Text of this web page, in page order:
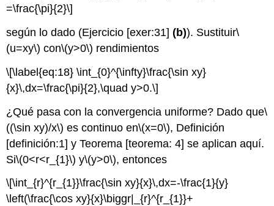
=\frac{\pi}{2}\]
según lo dado (Ejercicio [exer:31](b)). Sustituir\
(u=xy\) con\(y>0\) rendimientos
\[\label{eq:18} \int_{0}^{\infty}\frac{\sin xy}
{x}\,dx=\frac{\pi}{2},\quad y>0.\]
¿Qué pasa con la convergencia uniforme? Dado que\
((\sin xy)/x\) es continuo en\(x=0\), Definición
[definición:1] y Teorema [teorema: 4] se aplican aquí.
Si\(0<r<r_{1}\) y\(y>0\), entonces
\[\int_{r}^{r_{1}}\frac{\sin xy}{x}\,dx=-\frac{1}{y}
\left(\frac{\cos xy}{x}\biggr|_{r}^{r_{1}}+